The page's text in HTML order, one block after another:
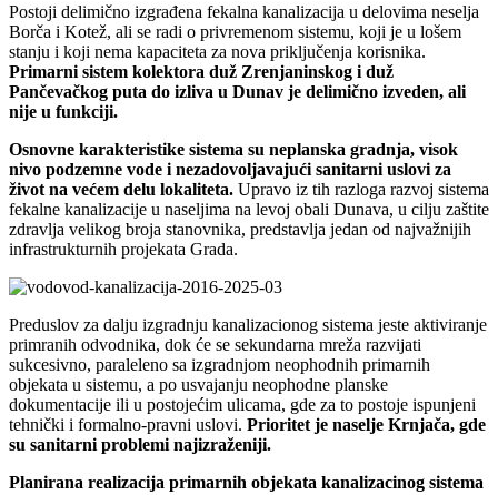
Postoji delimično izgrađena fekalna kanalizacija u delovima neselja
Borča i Kotež, ali se radi o privremenom sistemu, koji je u lošem
stanju i koji nema kapaciteta za nova priključenja korisnika.
Primarni sistem kolektora duž Zrenjaninskog i duž
Pančevačkog puta do izliva u Dunav je delimično izveden, ali
nije u funkciji.
Osnovne karakteristike sistema su neplanska gradnja, visok
nivo podzemne vode i nezadovoljavajući sanitarni uslovi za
život na većem delu lokaliteta. Upravo iz tih razloga razvoj sistema
fekalne kanalizacije u naseljima na levoj obali Dunava, u cilju zaštite
zdravlja velikog broja stanovnika, predstavlja jedan od najvažnijih
infrastrukturnih projekata Grada.
Preduslov za dalju izgradnju kanalizacionog sistema jeste aktiviranje
primranih odvodnika, dok će se sekundarna mreža razvijati
sukcesivno, paraleleno sa izgradnjom neophodnih primarnih
objekata u sistemu, a po usvajanju neophodne planske
dokumentacije ili u postojećim ulicama, gde za to postoje ispunjeni
tehnički i formalno-pravni uslovi. Prioritet je naselje Krnjača, gde
su sanitarni problemi najizraženiji.
Planirana realizacija primarnih objekata kanalizacinog sistema